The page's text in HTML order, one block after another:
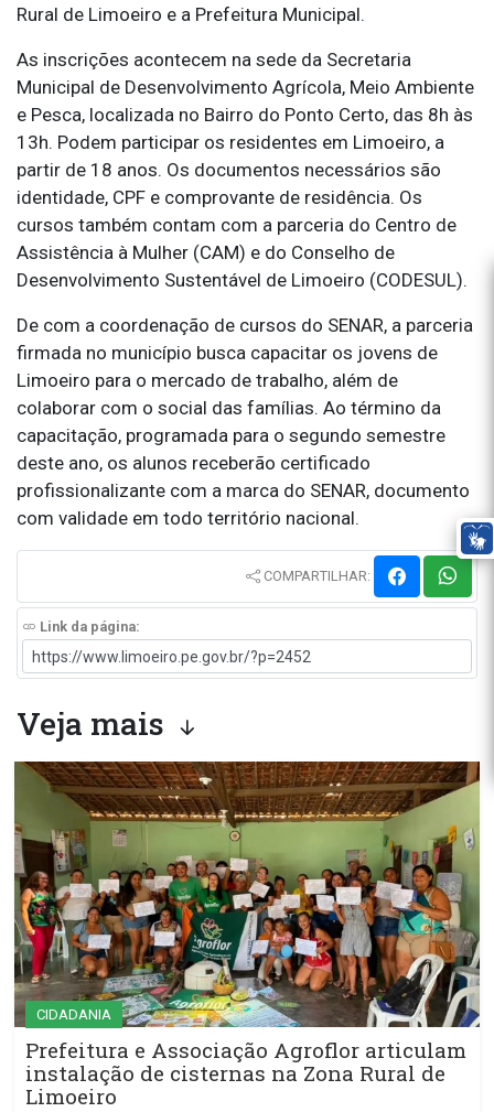
Rural de Limoeiro e a Prefeitura Municipal.
As inscrições acontecem na sede da Secretaria
Municipal de Desenvolvimento Agrícola, Meio Ambiente
e Pesca, localizada no Bairro do Ponto Certo, das 8h às
13h. Podem participar os residentes em Limoeiro, a
partir de 18 anos. Os documentos necessários são
identidade, CPF e comprovante de residência. Os
cursos também contam com a parceria do Centro de
Assistência à Mulher (CAM) e do Conselho de
Desenvolvimento Sustentável de Limoeiro (CODESUL).
De com a coordenação de cursos do SENAR, a parceria
firmada no município busca capacitar os jovens de
Limoeiro para o mercado de trabalho, além de
colaborar com o social das famílias. Ao término da
capacitação, programada para o segundo semestre
deste ano, os alunos receberão certificado
profissionalizante com a marca do SENAR, documento
com validade em todo território nacional.
COMPARTILHAR:
Link da página:
Veja mais
CIDADANIA
Prefeitura e Associação Agroflor articulam
instalação de cisternas na Zona Rural de
Limoeiro